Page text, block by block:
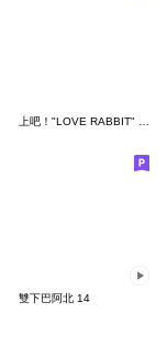
雙下巴阿北 14